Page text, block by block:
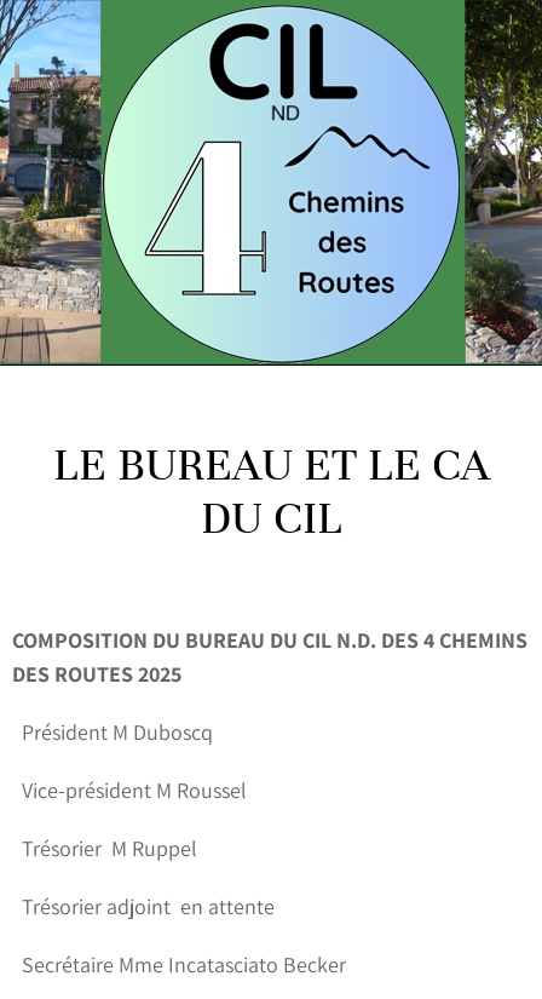
LE BUREAU ET LE CA
DU CIL
COMPOSITION DU BUREAU DU CIL N.D. DES 4 CHEMINS
DES ROUTES2025
Président M Duboscq
Vice-président M Roussel
Trésorier M Ruppel
Trésorier adjoint en attente
Secrétaire Mme Incatasciato Becker